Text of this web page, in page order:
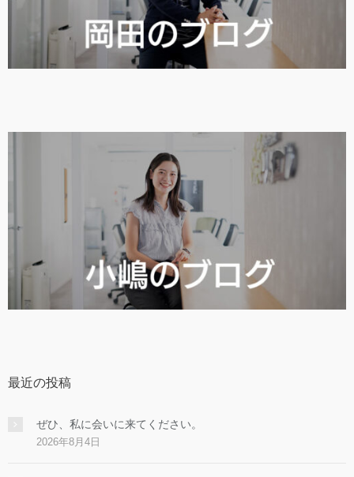
最近の投稿
ぜひ、私に会いに来てください。
2026年8月4日